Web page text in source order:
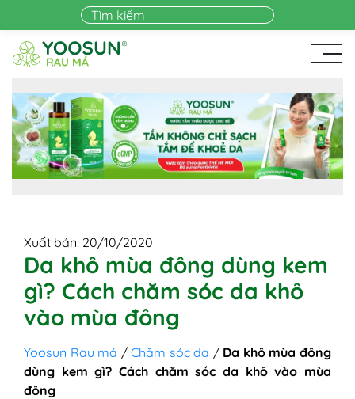
Skip to main content
Xuất bản: 20/10/2020
Da khô mùa đông dùng kem
gì? Cách chăm sóc da khô
vào mùa đông
Yoosun Rau má /Chăm sóc da / Da khô mùa đông
dùng kem gì? Cách chăm sóc da khô vào mùa
đông